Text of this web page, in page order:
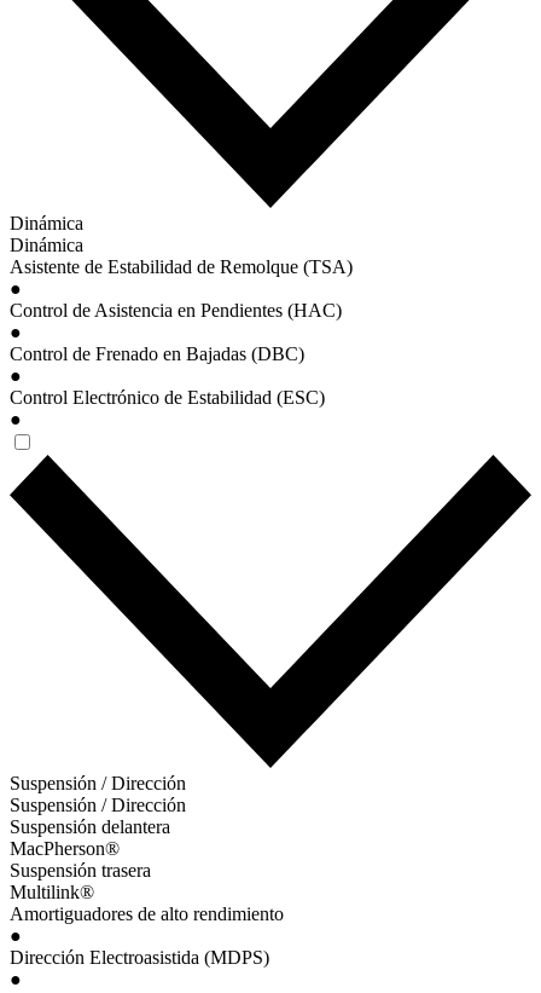
Dinámica
Dinámica
Asistente de Estabilidad de Remolque (TSA)
●
Control de Asistencia en Pendientes (HAC)
●
Control de Frenado en Bajadas (DBC)
●
Control Electrónico de Estabilidad (ESC)
●
Suspensión / Dirección
Suspensión / Dirección
Suspensión delantera
MacPherson®
Suspensión trasera
Multilink®
Amortiguadores de alto rendimiento
●
Dirección Electroasistida (MDPS)
●